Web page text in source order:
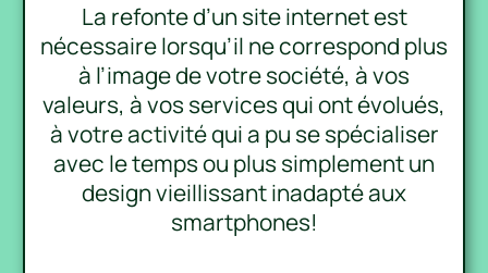
La refonte d’un site internet est
nécessaire lorsqu’il ne correspond plus
à l’image de votre société, à vos
valeurs, à vos services qui ont évolués,
à votre activité qui a pu se spécialiser
avec le temps ou plus simplement un
design vieillissant inadapté aux
smartphones!